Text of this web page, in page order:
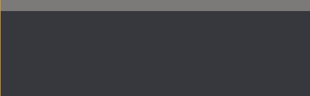
Todo sobre tu Volkswagen